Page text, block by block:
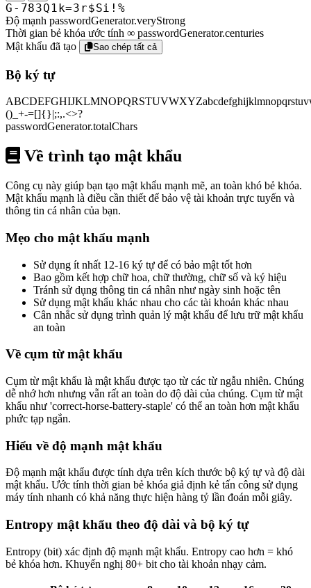
G-783Q1k=3r$Si!%
Độ mạnh passwordGenerator.veryStrong
Thời gian bẻ khóa ước tính ∞ passwordGenerator.centuries
Mật khẩu đã tạo
Sao chép tất cả
Bộ ký tự
()_+-=[]{}|;:,.<>?
passwordGenerator.totalChars
Về trình tạo mật khẩu
Công cụ này giúp bạn tạo mật khẩu mạnh mẽ, an toàn khó bẻ khóa.
Mật khẩu mạnh là điều cần thiết để bảo vệ tài khoản trực tuyến và
thông tin cá nhân của bạn.
Mẹo cho mật khẩu mạnh
Sử dụng ít nhất 12-16 ký tự để có bảo mật tốt hơn
Bao gồm kết hợp chữ hoa, chữ thường, chữ số và ký hiệu
Tránh sử dụng thông tin cá nhân như ngày sinh hoặc tên
Sử dụng mật khẩu khác nhau cho các tài khoản khác nhau
Cân nhắc sử dụng trình quản lý mật khẩu để lưu trữ mật khẩu
an toàn
Về cụm từ mật khẩu
Cụm từ mật khẩu là mật khẩu được tạo từ các từ ngẫu nhiên. Chúng
dễ nhớ hơn nhưng vẫn rất an toàn do độ dài của chúng. Cụm từ mật
khẩu như 'correct-horse-battery-staple' có thể an toàn hơn mật khẩu
phức tạp ngắn.
Hiểu về độ mạnh mật khẩu
Độ mạnh mật khẩu được tính dựa trên kích thước bộ ký tự và độ dài
mật khẩu. Ước tính thời gian bẻ khóa giả định kẻ tấn công sử dụng
máy tính nhanh có khả năng thực hiện hàng tỷ lần đoán mỗi giây.
Entropy mật khẩu theo độ dài và bộ ký tự
Entropy (bit) xác định độ mạnh mật khẩu. Entropy cao hơn = khó
bẻ khóa hơn. Khuyến nghị 80+ bit cho tài khoản nhạy cảm.